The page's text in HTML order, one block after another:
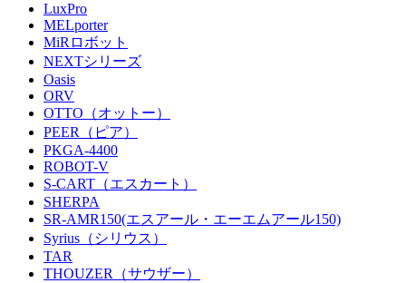
LuxPro
MELporter
MiRロボット
NEXTシリーズ
Oasis
ORV
OTTO（オットー）
PEER（ピア）
PKGA-4400
ROBOT-V
S-CART（エスカート）
SHERPA
SR-AMR150(エスアール・エーエムアール150)
Syrius（シリウス）
TAR
THOUZER（サウザー）